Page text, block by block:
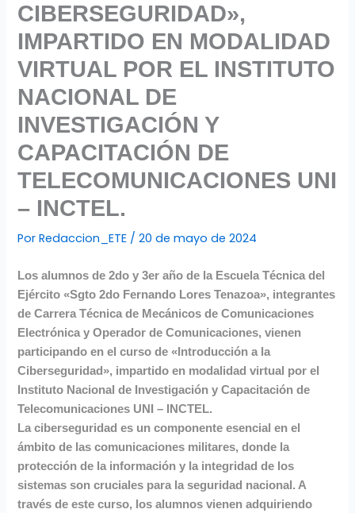
CIBERSEGURIDAD»,
IMPARTIDO EN MODALIDAD
VIRTUAL POR EL INSTITUTO
NACIONAL DE
INVESTIGACIÓN Y
CAPACITACIÓN DE
TELECOMUNICACIONES UNI
– INCTEL.
PorRedaccion_ETE /20 de mayo de 2024
Los alumnos de 2do y 3er año de la Escuela Técnica del
Ejército «Sgto 2do Fernando Lores Tenazoa», integrantes
de Carrera Técnica de Mecánicos de Comunicaciones
Electrónica y Operador de Comunicaciones, vienen
participando en el curso de «Introducción a la
Ciberseguridad», impartido en modalidad virtual por el
Instituto Nacional de Investigación y Capacitación de
Telecomunicaciones UNI – INCTEL.
La ciberseguridad es un componente esencial en el
ámbito de las comunicaciones militares, donde la
protección de la información y la integridad de los
sistemas son cruciales para la seguridad nacional. A
través de este curso, los alumnos vienen adquiriendo